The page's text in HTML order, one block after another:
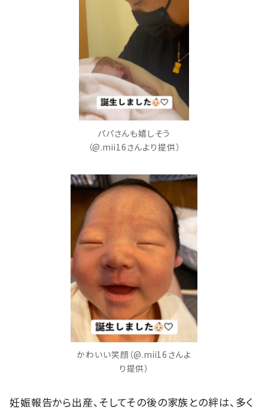
パパさんも嬉しそう
（@.mii16さんより提供）
かわいい笑顔（@.mii16さんよ
り提供）
妊娠報告から出産、そしてその後の家族との絆は、多く